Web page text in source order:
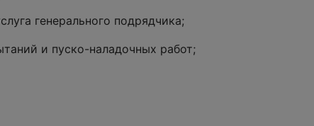
генерального подрядчика;
и пуско-наладочных работ;